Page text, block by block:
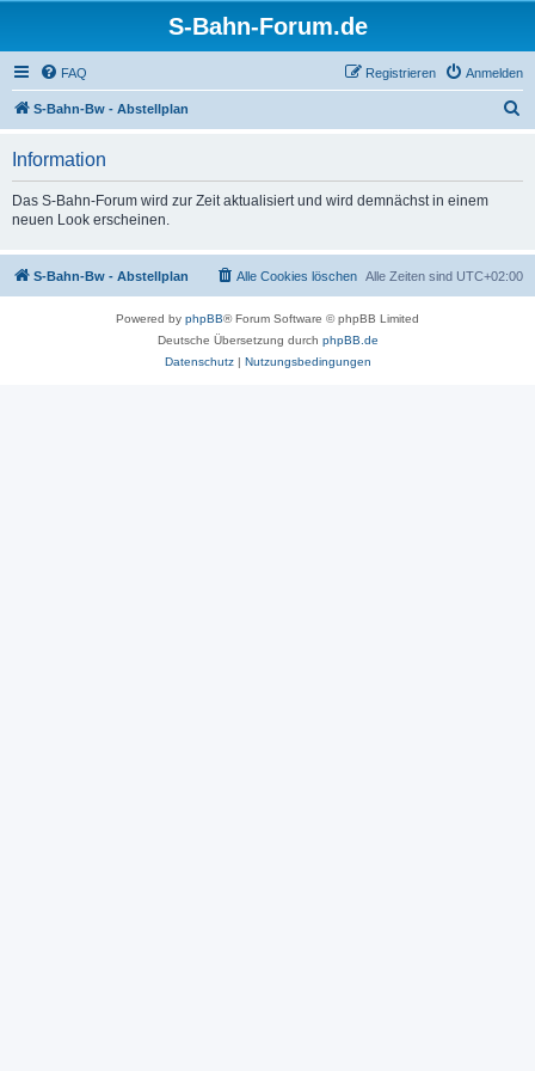
S-Bahn-Forum.de
FAQ Anmelden
Registrieren
S-Bahn-Bw - Abstellplan
Information
Das S-Bahn-Forum wird zur Zeit aktualisiert und wird demnächst in einem
neuen Look erscheinen.
S-Bahn-Bw - Abstellplan Alle Zeiten sind UTC+02:00
Alle Cookies löschen
Powered by phpBB® Forum Software © phpBB Limited
Deutsche Übersetzung durch phpBB.de
Datenschutz| Nutzungsbedingungen